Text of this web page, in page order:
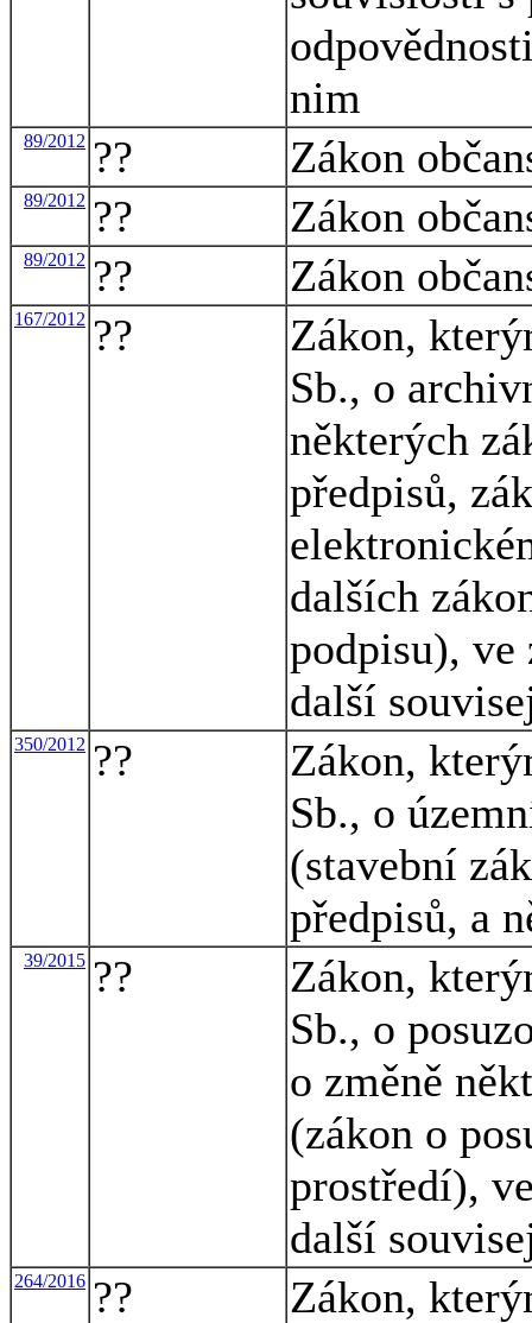
nim
89/2012 ?? Zákon
89/2012 ?? Zákon
89/2012 ?? Zákon
167/2012 ??
Zákon,
Sb., o
některých
předpisů,
dalších
podpisu), ve
další
350/2012 ??
Zákon,
Sb., o
(stavební
předpisů, a
39/2015 ??
Zákon,
Sb., o
o změně
(zákon o
prostředí),
další
264/2016 ??
Zákon,